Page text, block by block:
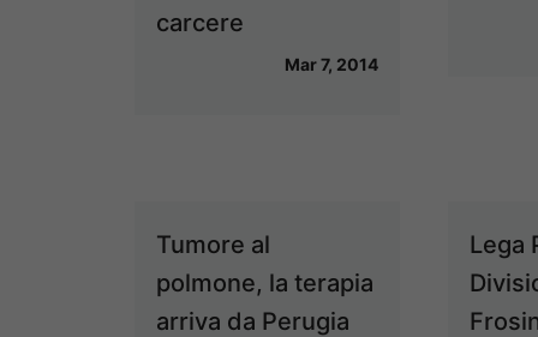
carcere
Mar 7, 2014
Tumore al
polmone, la terapia
arriva da Perugia
Lega